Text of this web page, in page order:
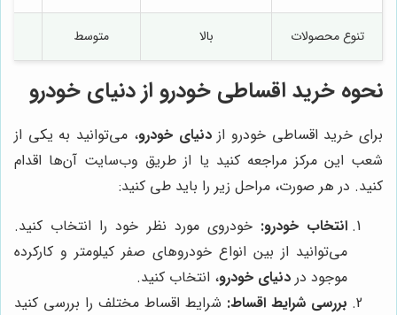
تنوع محصولات بالا متوسط
نحوه خرید اقساطی خودرو ازدنیای خودرو
برای خرید اقساطی خودرو ازدنیای خودرو، می‌توانید به یکی از
شعب این مرکز مراجعه کنید یا از طریق وب‌سایت آن‌ها اقدام
کنید. در هر صورت، مراحل زیر را باید طی کنید:
انتخاب خودرو: خودروی مورد نظر خود را انتخاب کنید.
می‌توانید از بین انواع خودروهای صفر کیلومتر و کارکرده
موجود در دنیای خودرو، انتخاب کنید.
بررسی شرایط اقساط: شرایط اقساط مختلف را بررسی کنید